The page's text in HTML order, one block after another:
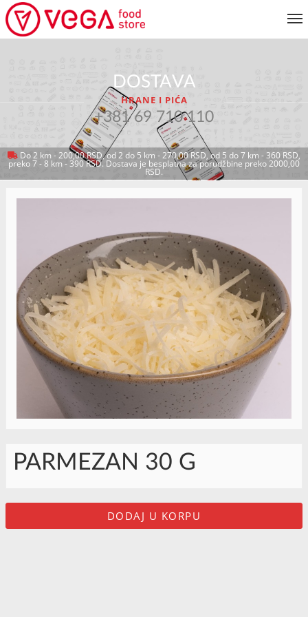
KORISNIČKI SERVISDOSTAVA
HRANE I PIĆA
+381 69 710 110
Do 2 km - 200,00 RSD, od 2 do 5 km - 270,00 RSD, od 5 do 7 km - 360 RSD,
preko 7 - 8 km - 390 RSD. Dostava je besplatna za porudžbine preko 2000,00
RSD.
VRATI SE NA JELOVNIK
PARMEZAN 30 G
DODAJ U KORPU